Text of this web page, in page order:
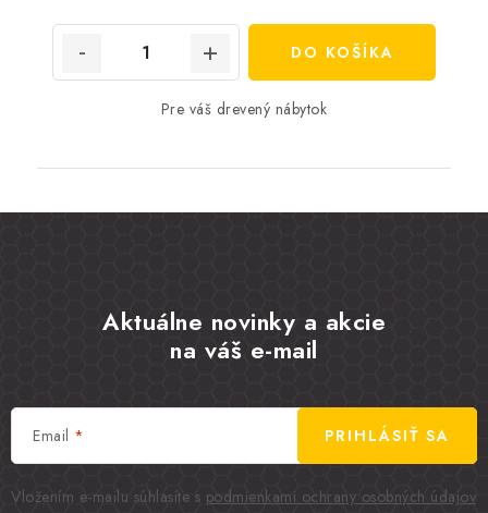
DO KOŠÍKA
Pre váš drevený nábytok
Aktuálne novinky a akcie
na váš e-mail
Email
Vložením e-mailu súhlasíte s podmienkami ochrany osobných údajov
PRIHLÁSIŤ SA